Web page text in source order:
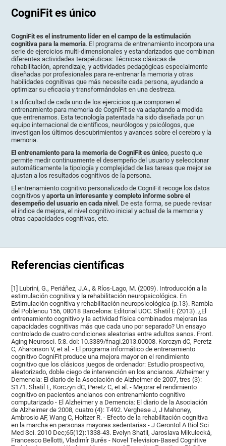
CogniFit es único
CogniFit es el instrumento líder en el campo de la estimulación
cognitiva para la memoria. El programa de entrenamiento incorpora una
serie de ejercicios multi-dimensionales y estandarizados que combinan
diferentes actividades terapéuticas: Técnicas clásicas de
rehabilitación, aprendizaje, y actividades pedagógicas especialmente
diseñadas por profesionales para re-entrenar la memoria y otras
habilidades cognitivas que más necesite cada persona, ayudando a
optimizar su eficacia y transformándolas en una destreza.
La dificultad de cada uno de los ejercicios que componen el
entrenamiento para memoria de CogniFit se va adaptando a medida
que entrenamos. Esta tecnología patentada ha sido diseñada por un
equipo internacional de científicos, neurólogos y psicólogos, que
investigan los últimos descubrimientos y avances sobre el cerebro y la
memoria.
El entrenamiento para la memoria de CogniFit es único, puesto que
permite medir continuamente el desempeño del usuario y seleccionar
automáticamente la tipología y complejidad de las tareas que mejor se
ajustan a los resultados cognitivos de la persona.
El entrenamiento cognitivo personalizado de CogniFit recoge los datos
cognitivos yaporta un interesante y completo informe sobre el
desempeño del usuario en cada nivel . De esta forma, se puede revisar
el índice de mejora, el nivel cognitivo inicial y actual de la memoria y
otras capacidades cognitivas, etc.
Referencias científicas
[1] Lubrini, G., Periáñez, J.A., & Ríos-Lago, M. (2009). Introducción a la
estimulación cognitiva y la rehabilitación neuropsicológica. En
Estimulación cognitiva y rehabilitación neuropsicológica (p.13). Rambla
del Poblenou 156, 08018 Barcelona: Editorial UOC. Shatil E (2013). ¿El
entrenamiento cognitivo y la actividad física combinados mejoran las
capacidades cognitivas más que cada uno por separado? Un ensayo
controlado de cuatro condiciones aleatorias entre adultos sanos. Front.
Aging Neurosci. 5:8. doi: 10.3389/fnagi.2013.00008. Korczyn dC, Peretz
C, Aharonson V, et al. - El programa informático de entrenamiento
cognitivo CogniFit produce una mejora mayor en el rendimiento
cognitivo que los clásicos juegos de ordenador: Estudio prospectivo,
aleatorizado, doble ciego de intervención en los ancianos. Alzheimer y
Demencia: El diario de la Asociación de Alzheimer de 2007, tres (3):
S171. Shatil E, Korczyn dC, Peretz C, et al. - Mejorar el rendimiento
cognitivo en pacientes ancianos con entrenamiento cognitivo
computarizado - El Alzheimer y a Demencia: El diario de la Asociación
de Alzheimer de 2008, cuatro (4): T492. Verghese J, J Mahoney,
Ambrosio AF, Wang C, Holtzer R. - Efecto de la rehabilitación cognitiva
en la marcha en personas mayores sedentarias - J Gerontol A Biol Sci
Med Sci. 2010 Dec;65(12):1338-43. Evelyn Shatil, Jaroslava Mikulecká,
Francesco Bellotti, Vladimír Burěs - Novel Television-Based Cognitive